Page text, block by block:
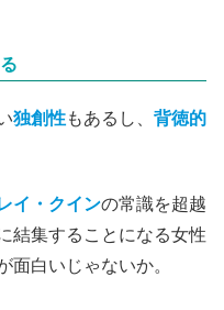
独創性もあるし、 背徳的
イ・クインの常識を超越
結集することになる女性
面白いじゃないか。